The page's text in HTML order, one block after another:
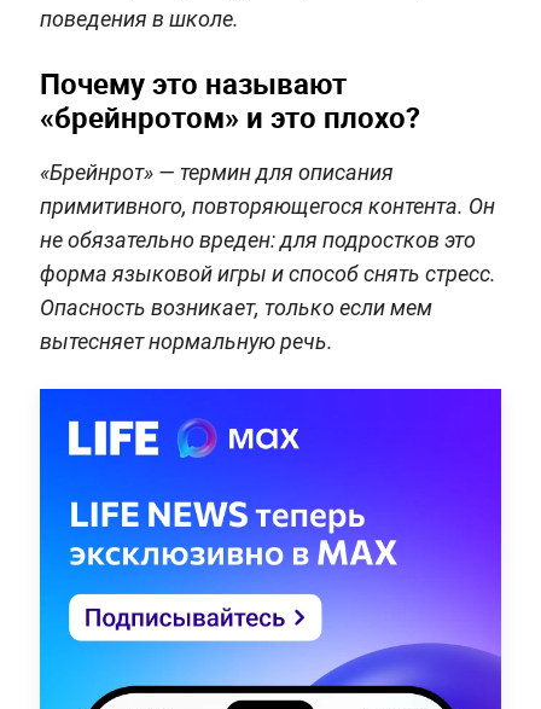
поведения в школе.
Почему это называют
«брейнротом» и это плохо?
«Брейнрот» — термин для описания
примитивного, повторяющегося контента. Он
не обязательно вреден: для подростков это
форма языковой игры и способ снять стресс.
Опасность возникает, только если мем
вытесняет нормальную речь.